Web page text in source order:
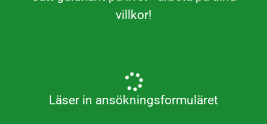
villkor!
Läser in ansökningsformuläret